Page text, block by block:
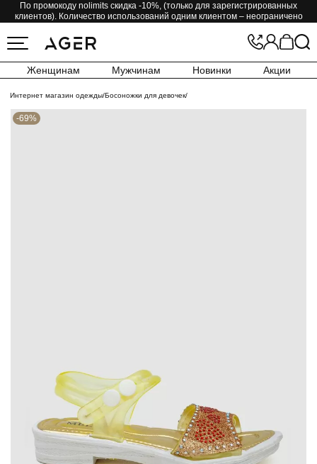
По промокоду nolimits скидка -10%, (только для зарегистрированных
клиентов). Количество использований одним клиентом – неограничено
Женщинам Мужчинам Новинки Акции
Интернет магазин одежды/Босоножки для девочек/
-69%